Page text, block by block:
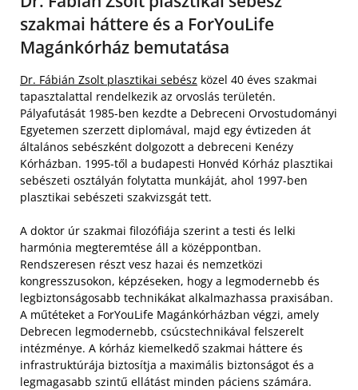
szakmai háttere és a ForYouLife
Magánkórház bemutatása
Dr. Fábián Zsolt plasztikai sebész közel 40 éves szakmai
tapasztalattal rendelkezik az orvoslás területén.
Pályafutását 1985-ben kezdte a Debreceni Orvostudományi
Egyetemen szerzett diplomával, majd egy évtizeden át
általános sebészként dolgozott a debreceni Kenézy
Kórházban. 1995-től a budapesti Honvéd Kórház plasztikai
sebészeti osztályán folytatta munkáját, ahol 1997-ben
plasztikai sebészeti szakvizsgát tett.
A doktor úr szakmai filozófiája szerint a testi és lelki
harmónia megteremtése áll a középpontban.
Rendszeresen részt vesz hazai és nemzetközi
kongresszusokon, képzéseken, hogy a legmodernebb és
legbiztonságosabb technikákat alkalmazhassa praxisában.
A műtéteket a ForYouLife Magánkórházban végzi, amely
Debrecen legmodernebb, csúcstechnikával felszerelt
intézménye. A kórház kiemelkedő szakmai háttere és
infrastruktúrája biztosítja a maximális biztonságot és a
legmagasabb szintű ellátást minden páciens számára.